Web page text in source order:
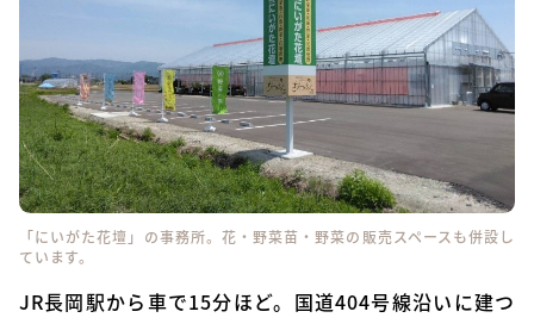
「にいがた花壇」の事務所。花・野菜苗・野菜の販売スペースも併設し
ています。
JR長岡駅から車で15分ほど。国道404号線沿いに建つ